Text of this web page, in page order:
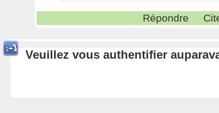
Répondre
Veuillez vous authentifier